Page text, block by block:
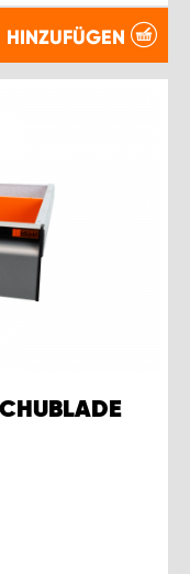
HINZUFÜGEN